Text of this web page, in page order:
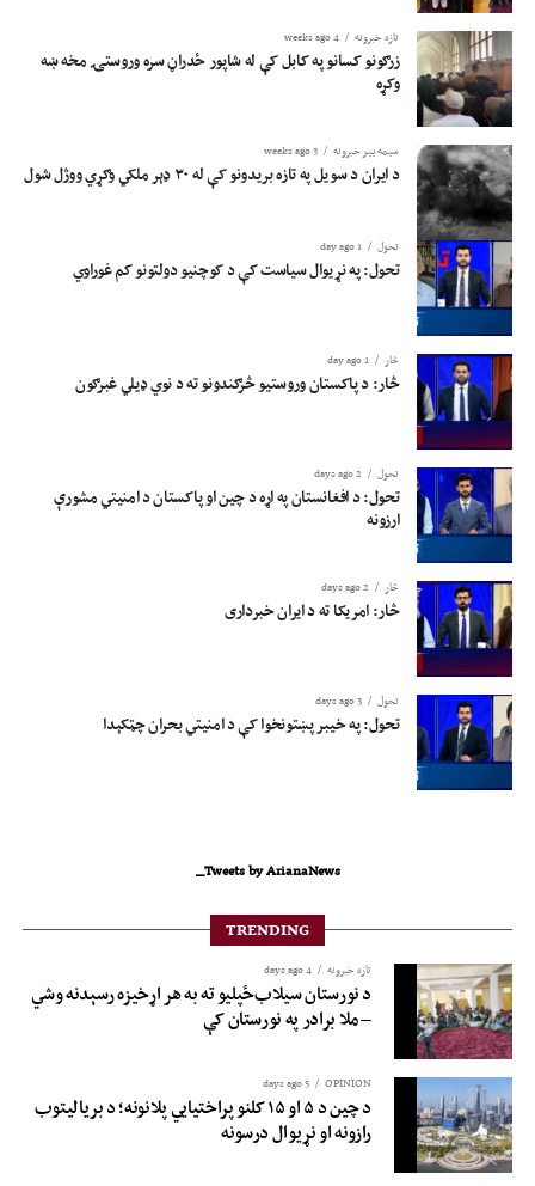
تازه خبرونه 4 weeks ago
زرګونو کسانو په کابل کې له شاپور ځدراڼ سره وروستۍ مخه ښه
وکړه
سیمه ییز خبرونه 3 weeks ago
د ایران د سویل په تازه بریدونو کې له ۳۰ ډېر ملکي وګړي ووژل شول
تحول 1 day ago
تحول: په نړیوال سیاست کې د کوچنیو دولتونو کم غوراوي
څار 1 day ago
څار: د پاکستان وروستیو څرګندونو ته د نوي ډیلي غبرګون
تحول 2 days ago
تحول: د افغانستان په اړه د چین او پاکستان د امنیتي مشورې
ارزونه
څار 2 days ago
څار: امریکا ته د ایران خبرداری
تحول 3 days ago
تحول: په خیبر پښتونخوا کې د امنیتي بحران چټکېدا
Tweets by ArianaNews_
TRENDING
تازه خبرونه 4 days ago
د نورستان سیلاب‌ځپلیو ته به هر اړخیزه رسېدنه وشي
– ملا برادر په نورستان کې
OPINION
5 days ago
د چین د ۵ او ۱۵ کلنو پراختیايي پلانونه؛ د بريالیتوب
رازونه او نړيوال درسونه